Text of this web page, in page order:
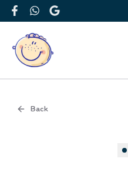
FacebookWhatsApp
Google
Back